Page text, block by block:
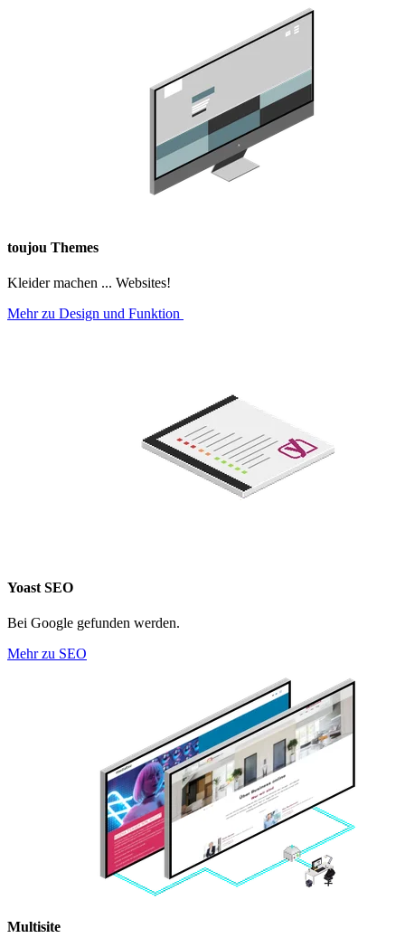
toujou Themes
Kleider machen ... Websites!
Mehr zu Design und Funktion
Yoast SEO
Bei Google gefunden werden.
Mehr zu SEO
Multisite